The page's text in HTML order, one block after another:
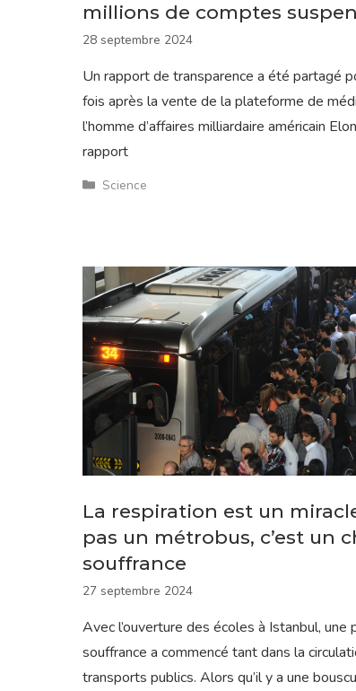
millions de comptes
28 septembre 2024
Un rapport de transparence a été partagé
fois après la vente de la plateforme de
l’homme d’affaires milliardaire américain
rapport
Catégories
Science
La respiration est un
pas un métrobus, c’est un
souffrance
27 septembre 2024
Avec l’ouverture des écoles à Istanbul, une
souffrance a commencé tant dans la
transports publics. Alors qu’il y a une